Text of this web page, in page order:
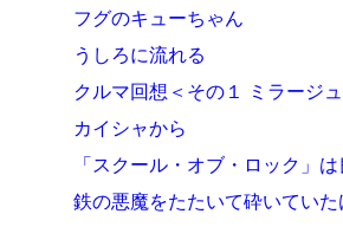
フグのキューちゃん
うしろに流れる
クルマ回想＜その１ ミラージュ
カイシャから
「スクール・オブ・ロック」は
鉄の悪魔をたたいて砕いていた